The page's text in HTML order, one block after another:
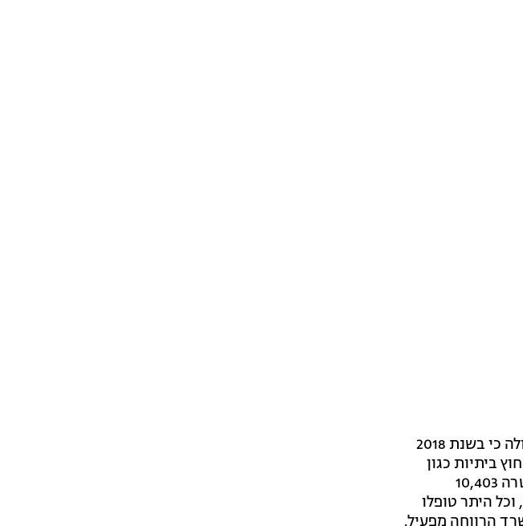
הנתונים בדוח מתייחסים גם לסוג הטיפול שבוצע בעקבות כל אחד מהדיווחים. מהדו"ח עולה כי בשנת 2018
ביתיות כגון
פנימיות, אומנה ועוד. כמו כן נכתב במסמך כי העובדים הסוציאליים העבירו לטיפול המשטרה 10,403
למשטרה, וכל היתר טופלו
הרווחה מפעיל.